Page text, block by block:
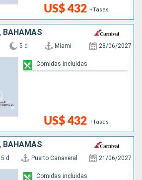
US$ 432 +Tasas
BAHAMAS
5 d Miami 28/06/2027
US$ 432 +Tasas
Comidas incluidas
BAHAMAS
5 d Puerto Canaveral 21/06/2027
Comidas incluidas